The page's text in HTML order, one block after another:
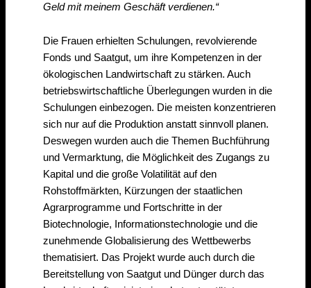
Geld mit meinem Geschäft verdienen.“
Die Frauen erhielten Schulungen, revolvierende
Fonds und Saatgut, um ihre Kompetenzen in der
ökologischen Landwirtschaft zu stärken. Auch
betriebswirtschaftliche Überlegungen wurden in die
Schulungen einbezogen. Die meisten konzentrieren
sich nur auf die Produktion anstatt sinnvoll planen.
Deswegen wurden auch die Themen Buchführung
und Vermarktung, die Möglichkeit des Zugangs zu
Kapital und die große Volatilität auf den
Rohstoffmärkten, Kürzungen der staatlichen
Agrarprogramme und Fortschritte in der
Biotechnologie, Informationstechnologie und die
zunehmende Globalisierung des Wettbewerbs
thematisiert. Das Projekt wurde auch durch die
Bereitstellung von Saatgut und Dünger durch das